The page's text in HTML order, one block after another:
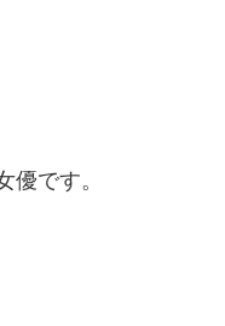
優です。